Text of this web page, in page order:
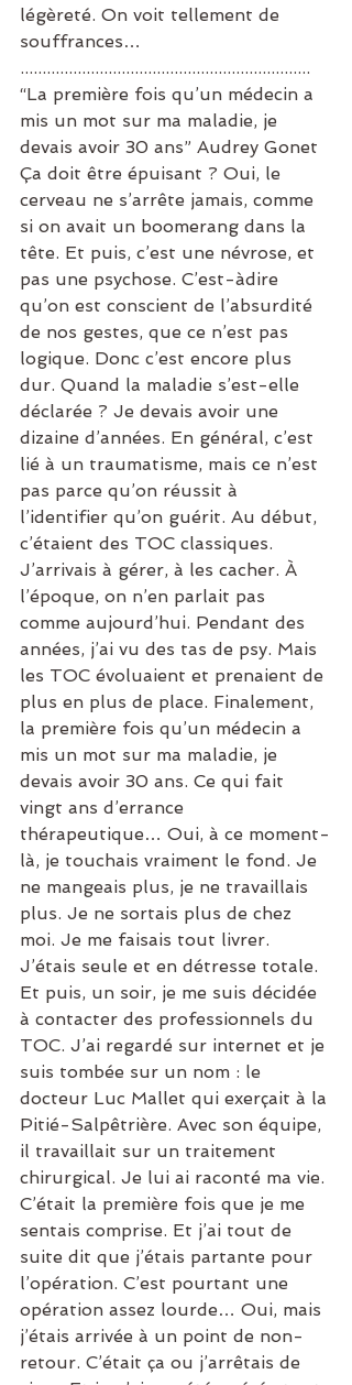
légèreté. On voit tellement de
souffrances…
..................................................................
“La première fois qu’un médecin a
mis un mot sur ma maladie, je
devais avoir 30 ans” Audrey Gonet
Ça doit être épuisant ? Oui, le
cerveau ne s’arrête jamais, comme
si on avait un boomerang dans la
tête. Et puis, c’est une névrose, et
pas une psychose. C’est-àdire
qu’on est conscient de l’absurdité
de nos gestes, que ce n’est pas
logique. Donc c’est encore plus
dur. Quand la maladie s’est-elle
déclarée ? Je devais avoir une
dizaine d’années. En général, c’est
lié à un traumatisme, mais ce n’est
pas parce qu’on réussit à
l’identifier qu’on guérit. Au début,
c’étaient des TOC classiques.
J’arrivais à gérer, à les cacher. À
l’époque, on n’en parlait pas
comme aujourd’hui. Pendant des
années, j’ai vu des tas de psy. Mais
les TOC évoluaient et prenaient de
plus en plus de place. Finalement,
la première fois qu’un médecin a
mis un mot sur ma maladie, je
devais avoir 30 ans. Ce qui fait
vingt ans d’errance
thérapeutique… Oui, à ce moment-
là, je touchais vraiment le fond. Je
ne mangeais plus, je ne travaillais
plus. Je ne sortais plus de chez
moi. Je me faisais tout livrer.
J’étais seule et en détresse totale.
Et puis, un soir, je me suis décidée
à contacter des professionnels du
TOC. J’ai regardé sur internet et je
suis tombée sur un nom : le
docteur Luc Mallet qui exerçait à la
Pitié-Salpêtrière. Avec son équipe,
il travaillait sur un traitement
chirurgical. Je lui ai raconté ma vie.
C’était la première fois que je me
sentais comprise. Et j’ai tout de
suite dit que j’étais partante pour
l’opération. C’est pourtant une
opération assez lourde… Oui, mais
j’étais arrivée à un point de non-
retour. C’était ça ou j’arrêtais de